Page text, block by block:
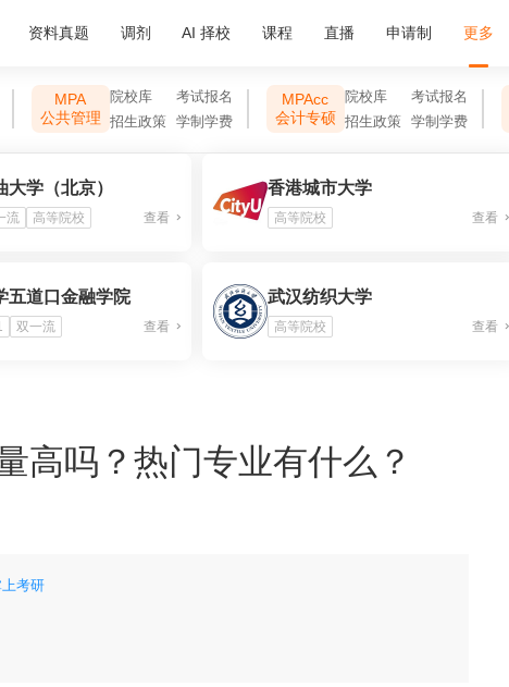
资料真题 调剂 AI 择校 课程 直播 申请制 更多
MPA
公共管理
院校库
考试报名
招生政策
学制学费
MPAcc
会计专硕
院校库
考试报名
招生政策
学制学费
大学（北京）
流 高等院校 查看
香港城市大学
高等院校 查看
五道口金融学院
双一流 查看
武汉纺织大学
高等院校 查看
高吗？热门专业有什么？
考研